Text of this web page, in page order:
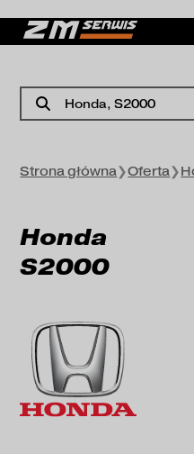
Honda, S2000
Strona główna❯Oferta❯
Honda
S2000